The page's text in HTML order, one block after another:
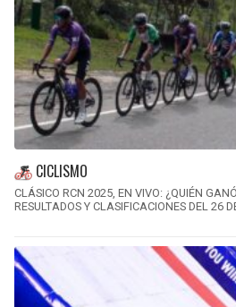
CICLISMO
CLÁSICO RCN 2025, EN VIVO: ¿QUIÉN
RESULTADOS Y CLASIFICACIONES DEL 26